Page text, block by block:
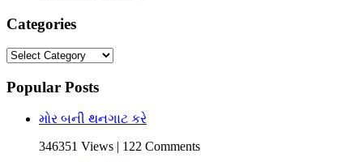
Categories
Categories
Popular Posts
મોર બની થનગાટ કરે
346351 Views | 122 Comments